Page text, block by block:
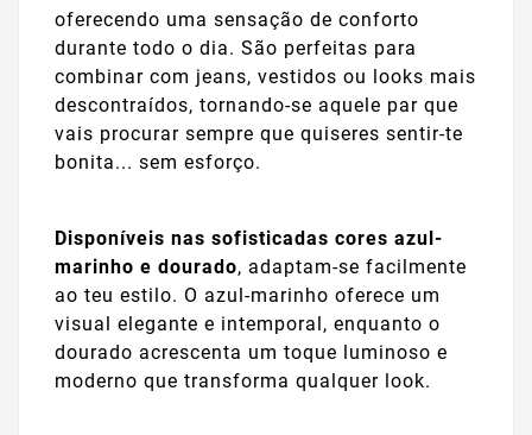
oferecendo uma sensação de conforto
durante todo o dia. São perfeitas para
combinar com jeans, vestidos ou looks mais
descontraídos, tornando-se aquele par que
vais procurar sempre que quiseres sentir-te
bonita... sem esforço.
Disponíveis nas sofisticadas cores azul-
marinho e dourado, adaptam-se facilmente
ao teu estilo. O azul-marinho oferece um
visual elegante e intemporal, enquanto o
dourado acrescenta um toque luminoso e
moderno que transforma qualquer look.